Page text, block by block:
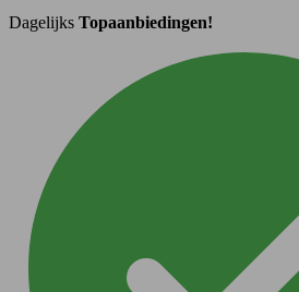
Dagelijks Topaanbiedingen!